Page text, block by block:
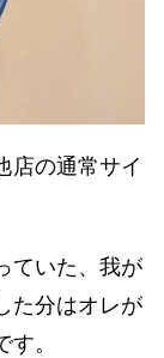
店の通常サイ
ていた、我が
た分はオレが
。